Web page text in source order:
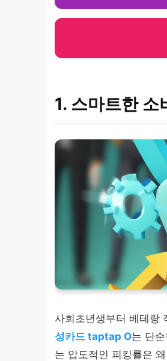
1. 스마트한
사회초년생부터 베테랑
성카드 taptap O는 단
는 압도적인 피킹률은